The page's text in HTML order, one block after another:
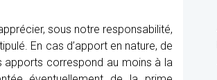
sous notre responsabilité,
En cas d’apport en nature, de
apports correspond au moins à la